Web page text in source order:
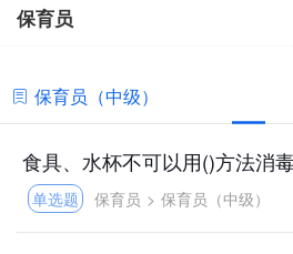
保育员
保育员（中级）
食具、水杯不可以用()方法消毒
单选题 保育员 > 保育员（中级）